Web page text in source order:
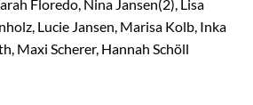
Floredo, Nina Jansen(2), Lisa
Lucie Jansen, Marisa Kolb, Inka
Maxi Scherer, Hannah Schöll